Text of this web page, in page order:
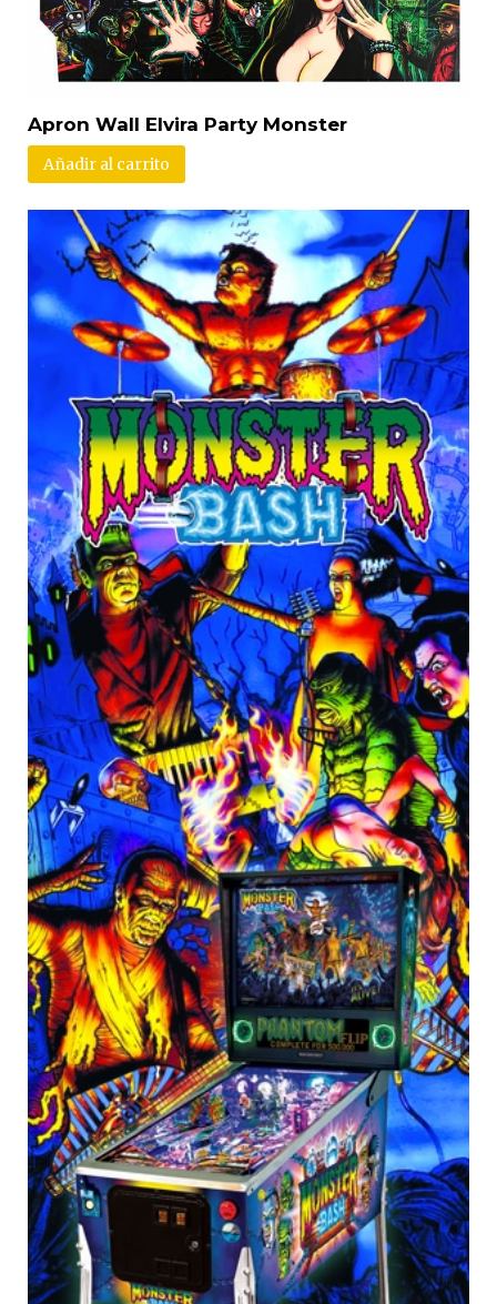
Apron Wall Elvira Party Monster
Añadir al carrito